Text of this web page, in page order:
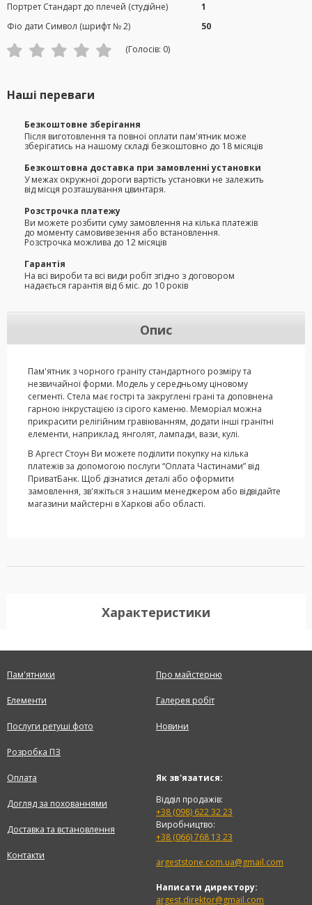
Портрет Стандарт до плечей (студійне)
1
Фіо дати Символ (шрифт № 2)
50
(Голосів: 0)
Наші переваги
Безкоштовне зберігання
Після виготовлення та повної оплати пам'ятник може
зберігатись на нашому складі безкоштовно до 18 місяців
Безкоштовна доставка при замовленні установки
У межах окружної дороги вартість установки не залежить
від місця розташування цвинтаря.
Розстрочка платежу
Ви можете розбити суму замовлення на кілька платежів
до моменту самовивезення або встановлення.
Розстрочка можлива до 12 місяців
Гарантія
На всі вироби та всі види робіт згідно з договором
надається гарантія від 6 міс. до 10 років
Опис
Пам'ятник з чорного граніту стандартного розміру та
незвичайної форми. Модель у середньому ціновому
сегменті. Стела має гострі та закруглені грані та доповнена
гарною інкрустацією із сірого каменю. Меморіал можна
прикрасити релігійним гравіюванням, додати інші гранітні
елементи, наприклад, янголят, лампади, вази, кулі.
В Аргест Стоун Ви можете поділити покупку на кілька
платежів за допомогою послуги “Оплата Частинами” від
ПриватБанк. Щоб дізнатися деталі або оформити
замовлення, зв'яжіться з нашим менеджером або відвідайте
магазини майстерні в Харкові або області.
Характеристики
Пам'ятники
Елементи
Послуги ретуші фото
Розробка ПЗ
Про майстерню
Галерея робіт
Новини
Оплата
Догляд за похованнями
Доставка та встановлення
Контакти
Як зв'язатися:
Відділ продажів:
+38 (098) 622 32 23
Виробництво:
+38 (066) 768 13 23
argeststone.com.ua@gmail.com
Написати директору:
argest.direktor@gmail.com